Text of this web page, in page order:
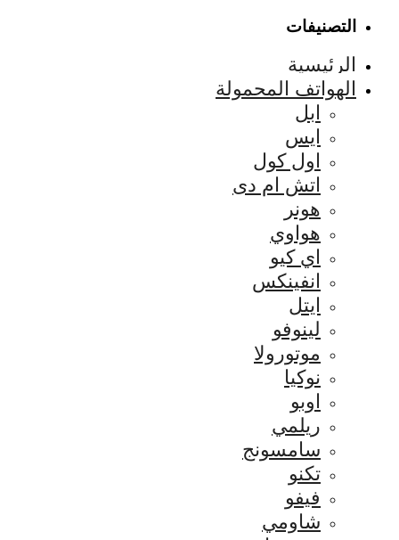
التصنيفات
الرئيسية
الهواتف المحمولة
ابل
ايس
اول كول
اتش ام دى
هونر
هواوي
اي كيو
انفينكس
ايتل
لينوفو
موتورولا
نوكيا
اوبو
ريلمي
سامسونج
تكنو
فيفو
شاومي